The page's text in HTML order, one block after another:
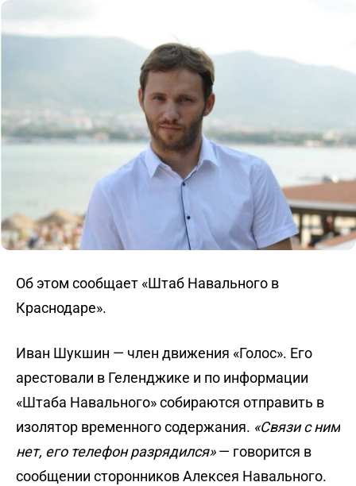
Об этом сообщает «Штаб Навального в
Краснодаре».
Иван Шукшин — член движения «Голос». Его
арестовали в Геленджике и по информации
«Штаба Навального» собираются отправить в
изолятор временного содержания. «Связи с ним
нет, его телефон разрядился»— говорится в
сообщении сторонников Алексея Навального.